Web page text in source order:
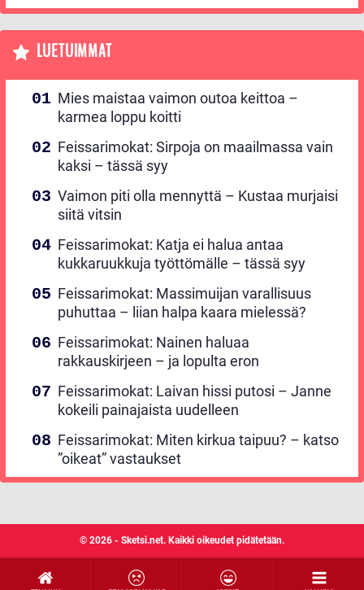
LUETUIMMAT
Mies maistaa vaimon outoa keittoa –
karmea loppu koitti
Feissarimokat: Sirpoja on maailmassa vain
kaksi – tässä syy
Vaimon piti olla mennyttä – Kustaa murjaisi
siitä vitsin
Feissarimokat: Katja ei halua antaa
kukkaruukkuja työttömälle – tässä syy
Feissarimokat: Massimuijan varallisuus
puhuttaa – liian halpa kaara mielessä?
Feissarimokat: Nainen haluaa
rakkauskirjeen – ja lopulta eron
Feissarimokat: Laivan hissi putosi – Janne
kokeili painajaista uudelleen
Feissarimokat: Miten kirkua taipuu? – katso
”oikeat” vastaukset
© 2026 - Sketsi.net. Kaikki oikeudet pidätetään.